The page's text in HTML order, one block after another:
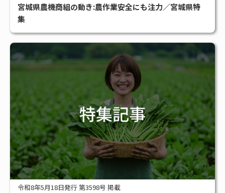
宮城県農機商組の動き:農作業安全にも注力／宮城県特
集
令和8年5月18日発行 第3598号 掲載